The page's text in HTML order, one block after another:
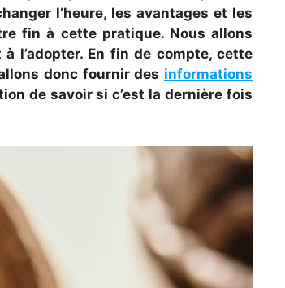
l’heure, les avantages et les
fin à cette pratique. Nous allons
l’adopter. En fin de compte, cette
donc fournir des informations
de savoir si c’est la dernière fois